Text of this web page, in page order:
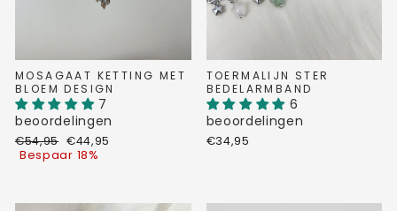
MOSAGAAT KETTING MET
BLOEM DESIGN
7
beoordelingen
Normale
prijs
€54,95 Verkoopprijs
€44,95
Bespaar 18%
TOERMALIJN STER
BEDELARMBAND
6
beoordelingen
€34,95